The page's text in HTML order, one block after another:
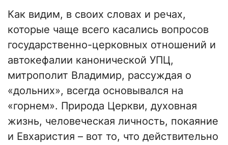
Как видим, в своих словах и речах,
которые чаще всего касались вопросов
государственно-церковных отношений и
автокефалии канонической УПЦ,
митрополит Владимир, рассуждая о
«дольних», всегда основывался на
«горнем». Природа Церкви, духовная
жизнь, человеческая личность, покаяние
и Евхаристия – вот то, что действительно